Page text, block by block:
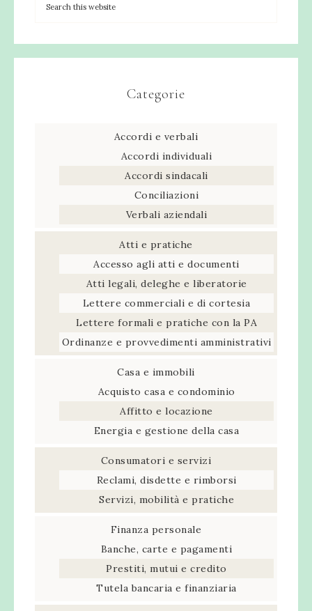
Categorie
Accordi e verbali
Accordi individuali
Accordi sindacali
Conciliazioni
Verbali aziendali
Atti e pratiche
Accesso agli atti e documenti
Atti legali, deleghe e liberatorie
Lettere commerciali e di cortesia
Lettere formali e pratiche con la PA
Ordinanze e provvedimenti amministrativi
Casa e immobili
Acquisto casa e condominio
Affitto e locazione
Energia e gestione della casa
Consumatori e servizi
Reclami, disdette e rimborsi
Servizi, mobilità e pratiche
Finanza personale
Banche, carte e pagamenti
Prestiti, mutui e credito
Tutela bancaria e finanziaria